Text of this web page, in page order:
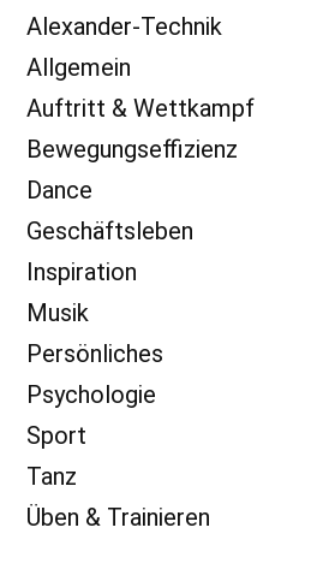
Alexander-Technik
Allgemein
Auftritt & Wettkampf
Bewegungseffizienz
Dance
Geschäftsleben
Inspiration
Musik
Persönliches
Psychologie
Sport
Tanz
Üben & Trainieren